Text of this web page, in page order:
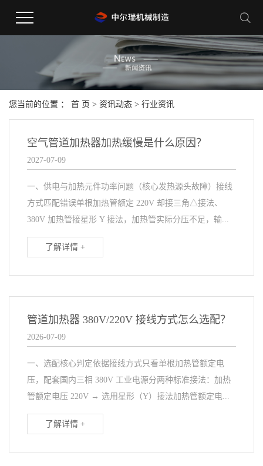
您当前的位置 ： 首 页 > 资讯动态 > 行业资讯
空气管道加热器加热缓慢是什么原因？
2027-07-09
一、供电与加热元件功率问题（核心发热源头故障）接线
方式匹配错误单根加热管额定 220V 却接三角△接法、
380V 加热管接星形 Y 接法，加热管实际分压不足，输...
了解详情 +
管道加热器 380V/220V 接线方式怎么选配？
2026-07-09
一、选配核心判定依据接线方式只看单根加热管额定电
压，配套国内三相 380V 工业电源分两种标准接法：加热
管额定电压 220V → 选用星形（Y）接法加热管额定电...
了解详情 +